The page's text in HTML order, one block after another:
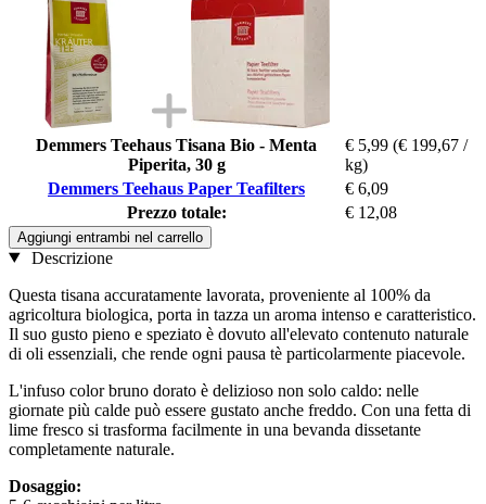
Demmers Teehaus Tisana Bio - Menta
Piperita, 30 g
€ 5,99 (€ 199,67 /
kg)
Demmers Teehaus Paper Teafilters
€ 6,09
Prezzo totale:
€ 12,08
Aggiungi entrambi nel carrello
Descrizione
Questa tisana accuratamente lavorata, proveniente al 100% da
agricoltura biologica, porta in tazza un aroma intenso e caratteristico.
Il suo gusto pieno e speziato è dovuto all'elevato contenuto naturale
di oli essenziali, che rende ogni pausa tè particolarmente piacevole.
L'infuso color bruno dorato è delizioso non solo caldo: nelle
giornate più calde può essere gustato anche freddo. Con una fetta di
lime fresco si trasforma facilmente in una bevanda dissetante
completamente naturale.
Dosaggio: